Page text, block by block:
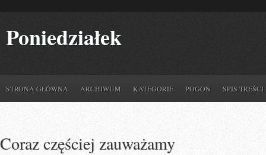
Poniedziałek
STRONA GŁÓWNA ARCHIWUM KATEGORIE POGOŃ SPIS TREŚCI
Coraz częściej zauważamy